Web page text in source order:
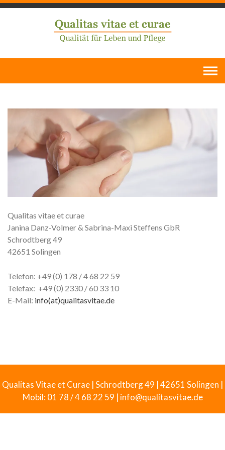
Skip
Qualitas vitae et curae
Janina Danz-Volmer & Sabrina-Maxi Steffens GbR
Schrodtberg 49
42651 Solingen
Telefon: +49 (0) 178 / 4 68 22 59
Telefax: +49 (0) 2330 / 60 33 10
E-Mail: info(at)qualitasvitae.de
Qualitas Vitae et Curae | Schrodtberg 49 | 42651 Solingen |
Mobil: 01 78 / 4 68 22 59 | info@qualitasvitae.de